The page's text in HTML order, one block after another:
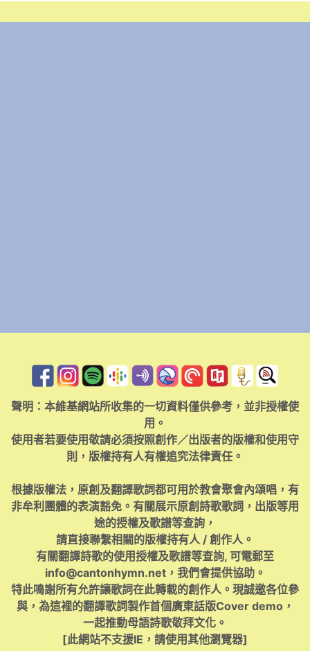
聲明：本維基網站所收集的一切資料僅供參考，並非授權使
用。
使用者若要使用敬請必須按照創作／出版者的版權和使用守
則，版權持有人有權追究法律責任。
根據版權法，原創及翻譯歌詞都可用於教會聚會內頌唱，有
非牟利團體的表演豁免。有關展示原創詩歌歌詞，出版等用
途的授權及歌譜等查詢，
請直接聯繫相關的版權持有人 / 創作人。
有關翻譯詩歌的使用授權及歌譜等查詢, 可電郵至
info@cantonhymn.net，我們會提供協助。
特此鳴謝所有允許讓歌詞在此轉載的創作人。現誠邀各位參
與，為這裡的翻譯歌詞製作首個廣東話版Cover demo，
一起推動母語詩歌敬拜文化。
[此網站不支援IE，請使用其他瀏覽器]